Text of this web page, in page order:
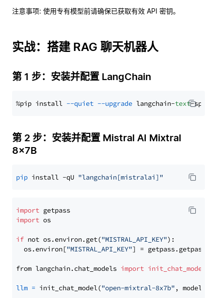
注意事项: 使用专有模型前请确保已获取有效 API 密钥。
实战：搭建 RAG 聊天机器人
第 1 步：安装并配置 LangChain
%pip install --quiet --upgrade langchain-text
第 2 步：安装并配置 Mistral AI Mixtral
8x7B
pip install -qU "langchain[mistralai]"
import
import os
if not os.environ.get("MISTRAL_API_KEY"):
  os.environ[
"MISTRAL_API_KEY"] = getpass.getpass(
from langchain.chat_models import init_chat_model
llm = init_chat_model("open-mixtral-8x7b" ,